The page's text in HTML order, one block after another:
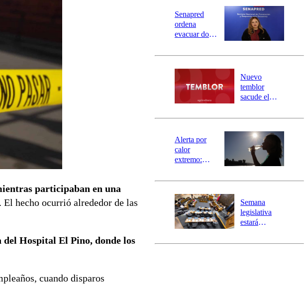
participaban en una
hecho ocurrió alrededor de las
del Hospital El Pino, donde los
cuando disparos
Senapred
ordena
evacuar dos
Carahue por
río Damas:
activa
mensajería
SAE
Nuevo
temblor
sacude el
revisa la
epicentro
Alerta por
calor
extremo:
activa Alerta
Preventiva en
tres comunas
Semana
legislativa
estará
el fin de la